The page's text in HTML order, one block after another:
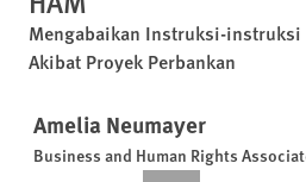
Mengabaikan Instruksi-instruksi
Akibat Proyek Perbankan
Amelia Neumayer
Business and Human Rights